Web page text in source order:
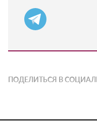
ПОДЕЛИТЬСЯ В